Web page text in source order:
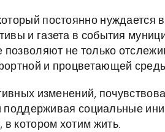
постоянно нуждается
и газета в события
не только
и процветающей
изменений,
поддерживая социальные
котором хотим жить.